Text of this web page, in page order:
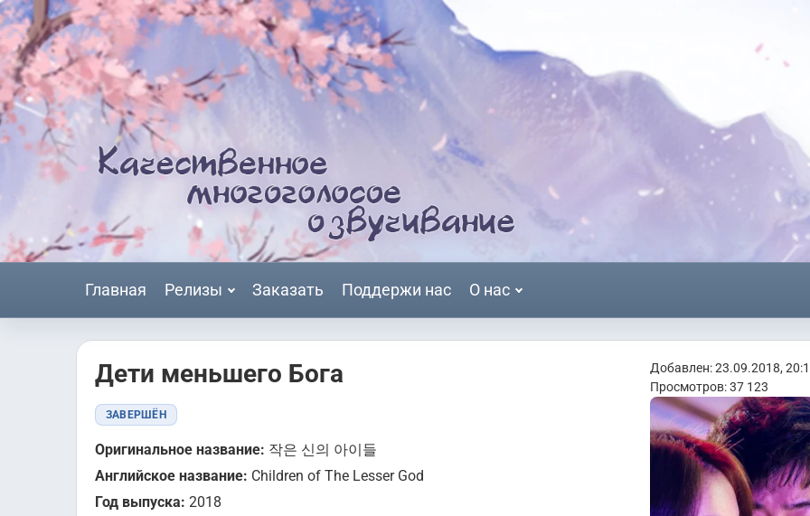
Главная Релизы Заказать Поддержи нас О нас
Дети меньшего Бога
ЗАВЕРШЁН
Оригинальное название: 작은 신의 아이들
Английское название: Children of The Lesser God
Год выпуска: 2018
Добавлен: 23.09.2018,
Просмотров: 37 123